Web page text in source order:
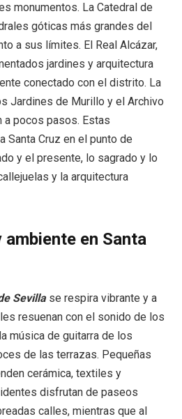
monumentos. La Catedral de
góticas más grandes del
a sus límites. El Real Alcázar,
jardines y arquitectura
conectado con el distrito. La
Jardines de Murillo y el Archivo
a pocos pasos. Estas
Santa Cruz en el punto de
y el presente, lo sagrado y lo
y la arquitectura
en Santa
Sevillase respira vibrante y a
resuenan con el sonido de los
música de guitarra de los
de las terrazas. Pequeñas
cerámica, textiles y
disfrutan de paseos
calles, mientras que al